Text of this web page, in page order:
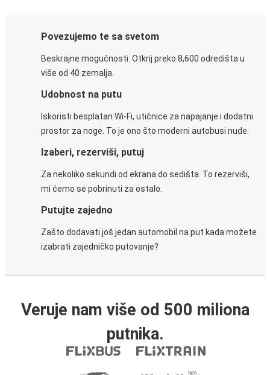
Povezujemo te sa svetom
Beskrajne mogućnosti. Otkrij preko 8,600 odredišta u
više od 40 zemalja.
Udobnost na putu
Iskoristi besplatan Wi-Fi, utičnice za napajanje i dodatni
prostor za noge. To je ono što moderni autobusi nude.
Izaberi, rezerviši, putuj
Za nekoliko sekundi od ekrana do sedišta. To rezerviši,
mi ćemo se pobrinuti za ostalo.
Putujte zajedno
Zašto dodavati još jedan automobil na put kada možete
izabrati zajedničko putovanje?
Veruje nam više od 500 miliona
putnika.